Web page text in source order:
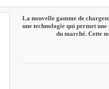
La nouvelle gamme de
une technologie qui permet une
du marché. Cette